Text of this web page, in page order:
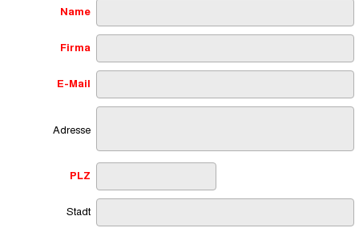
Name
Firma
E-Mail
Adresse
PLZ
Stadt